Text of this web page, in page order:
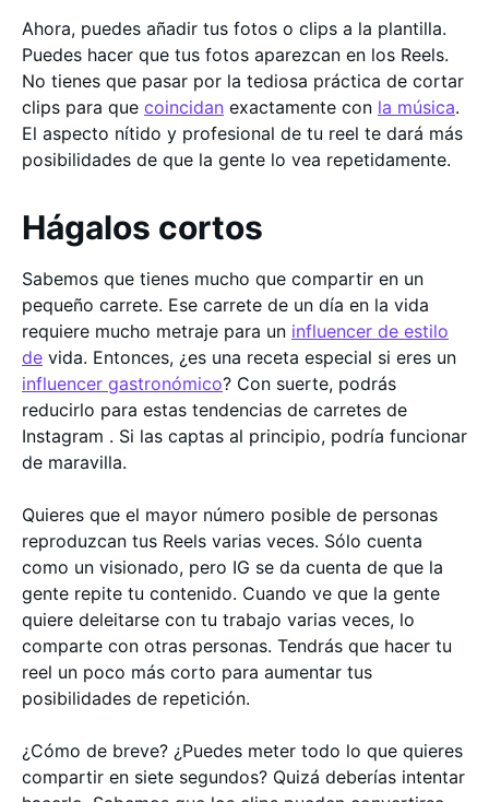
Ahora, puedes añadir tus fotos o clips a la plantilla.
Puedes hacer que tus fotos aparezcan en los Reels.
No tienes que pasar por la tediosa práctica de cortar
clips para que coincidan exactamente con la música.
El aspecto nítido y profesional de tu reel te dará más
posibilidades de que la gente lo vea repetidamente.
Hágalos cortos
Sabemos que tienes mucho que compartir en un
pequeño carrete. Ese carrete de un día en la vida
requiere mucho metraje para un influencer de estilo
de vida. Entonces, ¿es una receta especial si eres un
influencer gastronómico? Con suerte, podrás
reducirlo para estas tendencias de carretes de
Instagram . Si las captas al principio, podría funcionar
de maravilla.
Quieres que el mayor número posible de personas
reproduzcan tus Reels varias veces. Sólo cuenta
como un visionado, pero IG se da cuenta de que la
gente repite tu contenido. Cuando ve que la gente
quiere deleitarse con tu trabajo varias veces, lo
comparte con otras personas. Tendrás que hacer tu
reel un poco más corto para aumentar tus
posibilidades de repetición.
¿Cómo de breve? ¿Puedes meter todo lo que quieres
compartir en siete segundos? Quizá deberías intentar